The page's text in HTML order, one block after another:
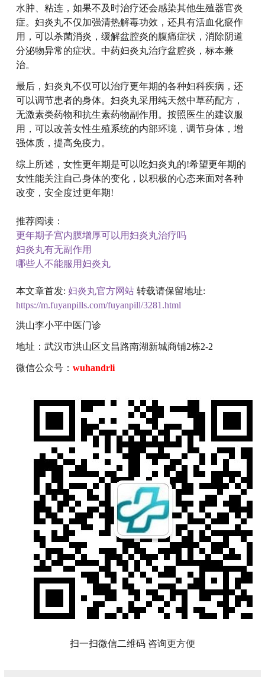
水肿、粘连，如果不及时治疗还会感染其他生殖器官炎
症。妇炎丸不仅加强清热解毒功效，还具有活血化瘀作
用，可以杀菌消炎，缓解盆腔炎的腹痛症状，消除阴道
分泌物异常的症状。中药妇炎丸治疗盆腔炎，标本兼
治。
最后，妇炎丸不仅可以治疗更年期的各种妇科疾病，还
可以调节患者的身体。妇炎丸采用纯天然中草药配方，
无激素类药物和抗生素药物副作用。按照医生的建议服
用，可以改善女性生殖系统的内部环境，调节身体，增
强体质，提高免疫力。
综上所述，女性更年期是可以吃妇炎丸的!希望更年期的
女性能关注自己身体的变化，以积极的心态来面对各种
改变，安全度过更年期!
推荐阅读：
更年期子宫内膜增厚可以用妇炎丸治疗吗
妇炎丸有无副作用
哪些人不能服用妇炎丸
本文章首发: 妇炎丸官方网站 转载请保留地址:
https://m.fuyanpills.com/fuyanpill/3281.html
洪山李小平中医门诊
地址：武汉市洪山区文昌路南湖新城商铺2栋2-2
微信公众号： wuhandrli
扫一扫微信二维码 咨询更方便